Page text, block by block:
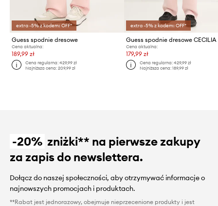
extra -5% z kodem: OFF*
Guess spodnie dresowe
Cena aktualna:
189,99 zł
Cena regularna:429,99 zł
Najniższa cena:209,99 zł
extra -5% z kodem: OFF*
Guess spodnie dresowe CECILIA
Cena aktualna:
179,99 zł
Cena regularna: 429,99 zł
Najniższa cena: 189,99 zł
-20% zniżki** na pierwsze zakupy
za zapis do newslettera.
Dołącz do naszej społeczności, aby otrzymywać informacje o
najnowszych promocjach i produktach.
**Rabat jest jednorazowy, obejmuje nieprzecenione produkty i jest